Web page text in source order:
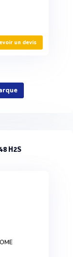
un devis
H2S